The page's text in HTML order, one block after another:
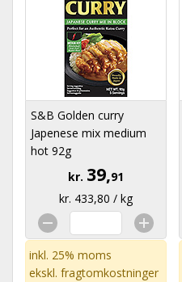
S&B Golden curry
Japenese mix medium
hot 92g
kr. 39,91
kr. 433,80 / kg
inkl. 25% moms
ekskl. fragtomkostninger